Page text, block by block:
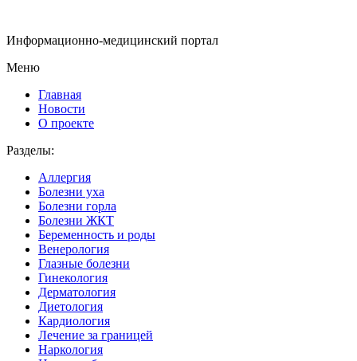
Информационно-медицинский портал
Меню
Главная
Новости
О проекте
Разделы:
Аллергия
Болезни уха
Болезни горла
Болезни ЖКТ
Беременность и роды
Венерология
Глазные болезни
Гинекология
Дерматология
Диетология
Кардиология
Лечение за границей
Наркология